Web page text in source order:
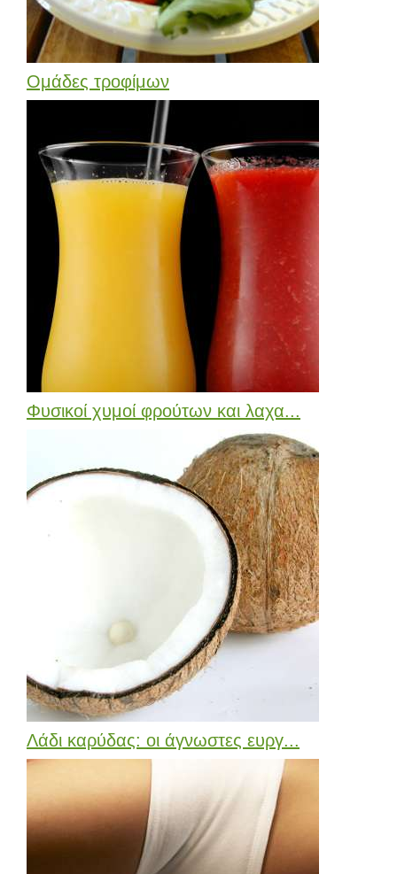
Ομάδες τροφίμων
Φυσικοί χυμοί φρούτων και λαχα...
Λάδι καρύδας: οι άγνωστες ευργ...